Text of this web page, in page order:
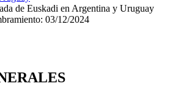
de Euskadi en Argentina y Uruguay
: 03/12/2024